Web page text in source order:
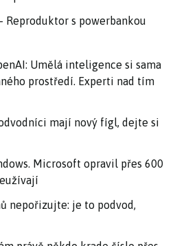
Reproduktor s powerbankou
Umělá inteligence si sama
prostředí. Experti nad tím
mají nový fígl, dejte si
Microsoft opravil přes 600
nepořizujte: je to podvod,